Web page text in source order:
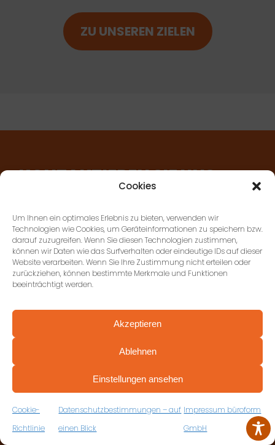
Cookies
Um Ihnen ein optimales Erlebnis zu bieten, verwenden wir
Technologien wie Cookies, um Geräteinformationen zu speichern bzw.
darauf zuzugreifen. Wenn Sie diesen Technologien zustimmen,
können wir Daten wie das Surfverhalten oder eindeutige IDs auf dieser
Website verarbeiten. Wenn Sie Ihre Zustimmung nicht erteilen oder
zurückziehen, können bestimmte Merkmale und Funktionen
beeinträchtigt werden.
Akzeptieren
Ablehnen
Einstellungen ansehen
Cookie-
Richtlinie
Datenschutzbestimmungen – auf
einen Blick
Impressum büroform
GmbH
ZU UNSEREN ZIELEN
KONTAKTIEREN SIE UNS
büroform GmbH, Stuttgart
Paulinenstraße 51, 70178
Stuttgart
+49 (0) 711 674184-17
büroform GmbH,
Gottlieb-Daimler-Strasse 50,
71711 Murr
+49 (0) 7144 897278-0
VEREINBAREN SIE JETZT IHRE
KOSTENFREIE ERSTBERATUNG
ZUM RÜCKRUFFORMULAR